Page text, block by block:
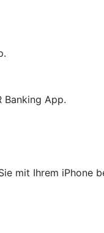
Banking App.
mit Ihrem iPhone